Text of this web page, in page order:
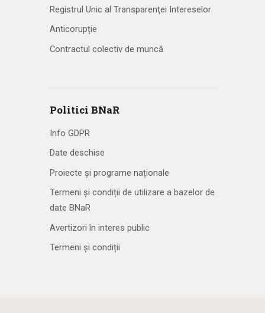
Registrul Unic al Transparenţei Intereselor
Anticorupție
Contractul colectiv de muncă
Politici BNaR
Info GDPR
Date deschise
Proiecte și programe naționale
Termeni și condiții de utilizare a bazelor de
date BNaR
Avertizori în interes public
Termeni și condiții